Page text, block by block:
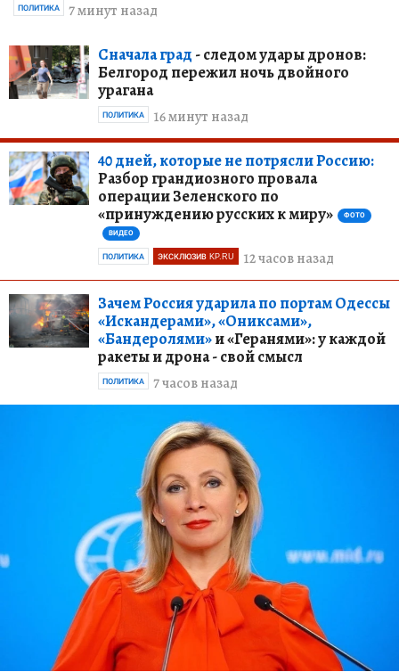
7 минут назад
ПОЛИТИКА
Сначала град - следом удары дронов:
Белгород пережил ночь двойного
урагана
16 минут назад
ПОЛИТИКА
40 дней, которые не потрясли Россию:
Разбор грандиозного провала
операции Зеленского по
«принуждению русских к миру»
ФОТО
ВИДЕО
12 часов назад
ПОЛИТИКА ЭКСКЛЮЗИВ KP.RU
Зачем Россия ударила по портам Одессы
«Искандерами», «Ониксами»,
«Бандеролями»и «Геранями»: у каждой
ракеты и дрона - свой смысл
7 часов назад
ПОЛИТИКА